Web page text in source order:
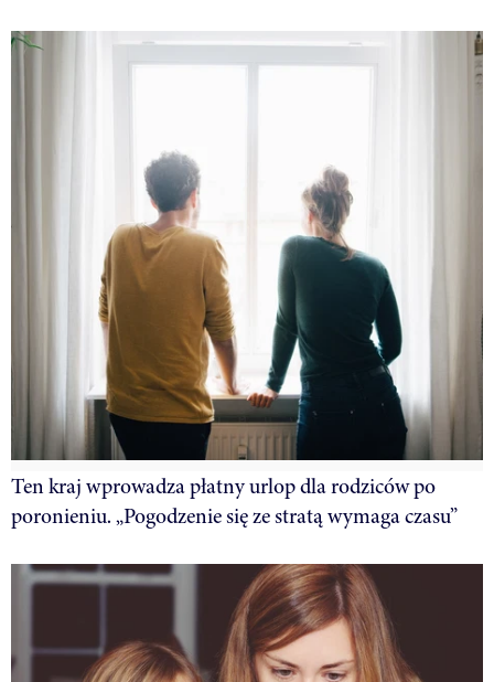
Ten kraj wprowadza płatny urlop dla rodziców po
poronieniu. „Pogodzenie się ze stratą wymaga czasu”